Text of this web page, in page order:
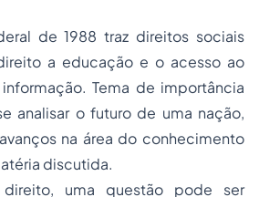
de 1988 traz direitos sociais
a educação e o acesso ao
Tema de importância
analisar o futuro de uma nação,
na área do conhecimento
discutida.
uma questão pode ser